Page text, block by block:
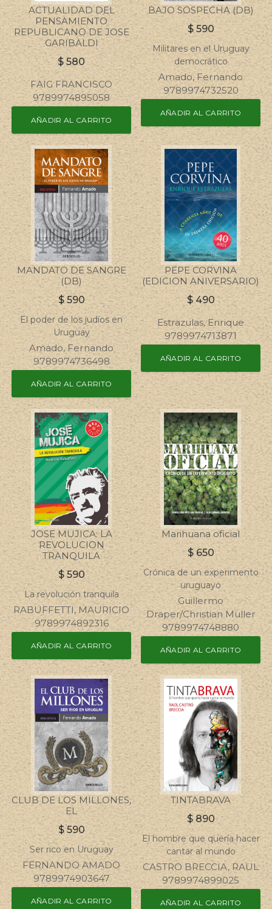
ACTUALIDAD DEL
PENSAMIENTO
REPUBLICANO DE JOSE
GARIBALDI
$580
FAIG FRANCISCO
9789974895058
AÑADIR AL CARRITO
BAJO SOSPECHA (DB)
$ 590
Militares en el Uruguay
democrático
Amado, Fernando
9789974732520
AÑADIR AL CARRITO
MANDATO DE SANGRE
(DB)
$ 590
El poder de los judíos en
Uruguay
Amado, Fernando
9789974736498
AÑADIR AL CARRITO
PEPE CORVINA
(EDICION ANIVERSARIO)
$ 490
Estrazulas, Enrique
9789974713871
AÑADIR AL CARRITO
JOSE MUJICA: LA
REVOLUCION
TRANQUILA
$590
La revolución tranquila
RABUFFETTI, MAURICIO
9789974892316
AÑADIR AL CARRITO
Marihuana oficial
$ 650
Crónica de un experimento
uruguayo
Guillermo
Draper/Christian Muller
9789974748880
AÑADIR AL CARRITO
CLUB DE LOS MILLONES,
EL
$590
Ser rico en Uruguay
FERNANDO AMADO
9789974903647
AÑADIR AL CARRITO
TINTABRAVA
$ 890
El hombre que quería hacer
cantar al mundo
CASTRO BRECCIA, RAUL
9789974899025
AÑADIR AL CARRITO